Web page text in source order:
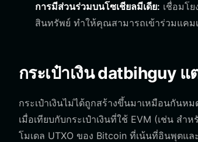
การมีส่วนร่วมบนโซเชียลมีเดีย: เชื่อมโ
สินทรัพย์ ทำให้คุณสามารถเข้าร่วมแค
กระเป๋าเงิน datbihguy แ
กระเป๋าเงินไม่ได้ถูกสร้างขึ้นมาเหมือนกัน
เมื่อเทียบกับกระเป๋าเงินที่ใช้ EVM (เช่น ส
โมเดล UTXO ของ Bitcoin ที่เน้นที่อินพุตแ